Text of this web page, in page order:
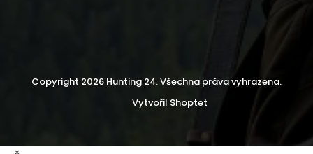
Vytvořil Shoptet
Copyright 2026 Hunting 24. Všechna práva vyhrazena.